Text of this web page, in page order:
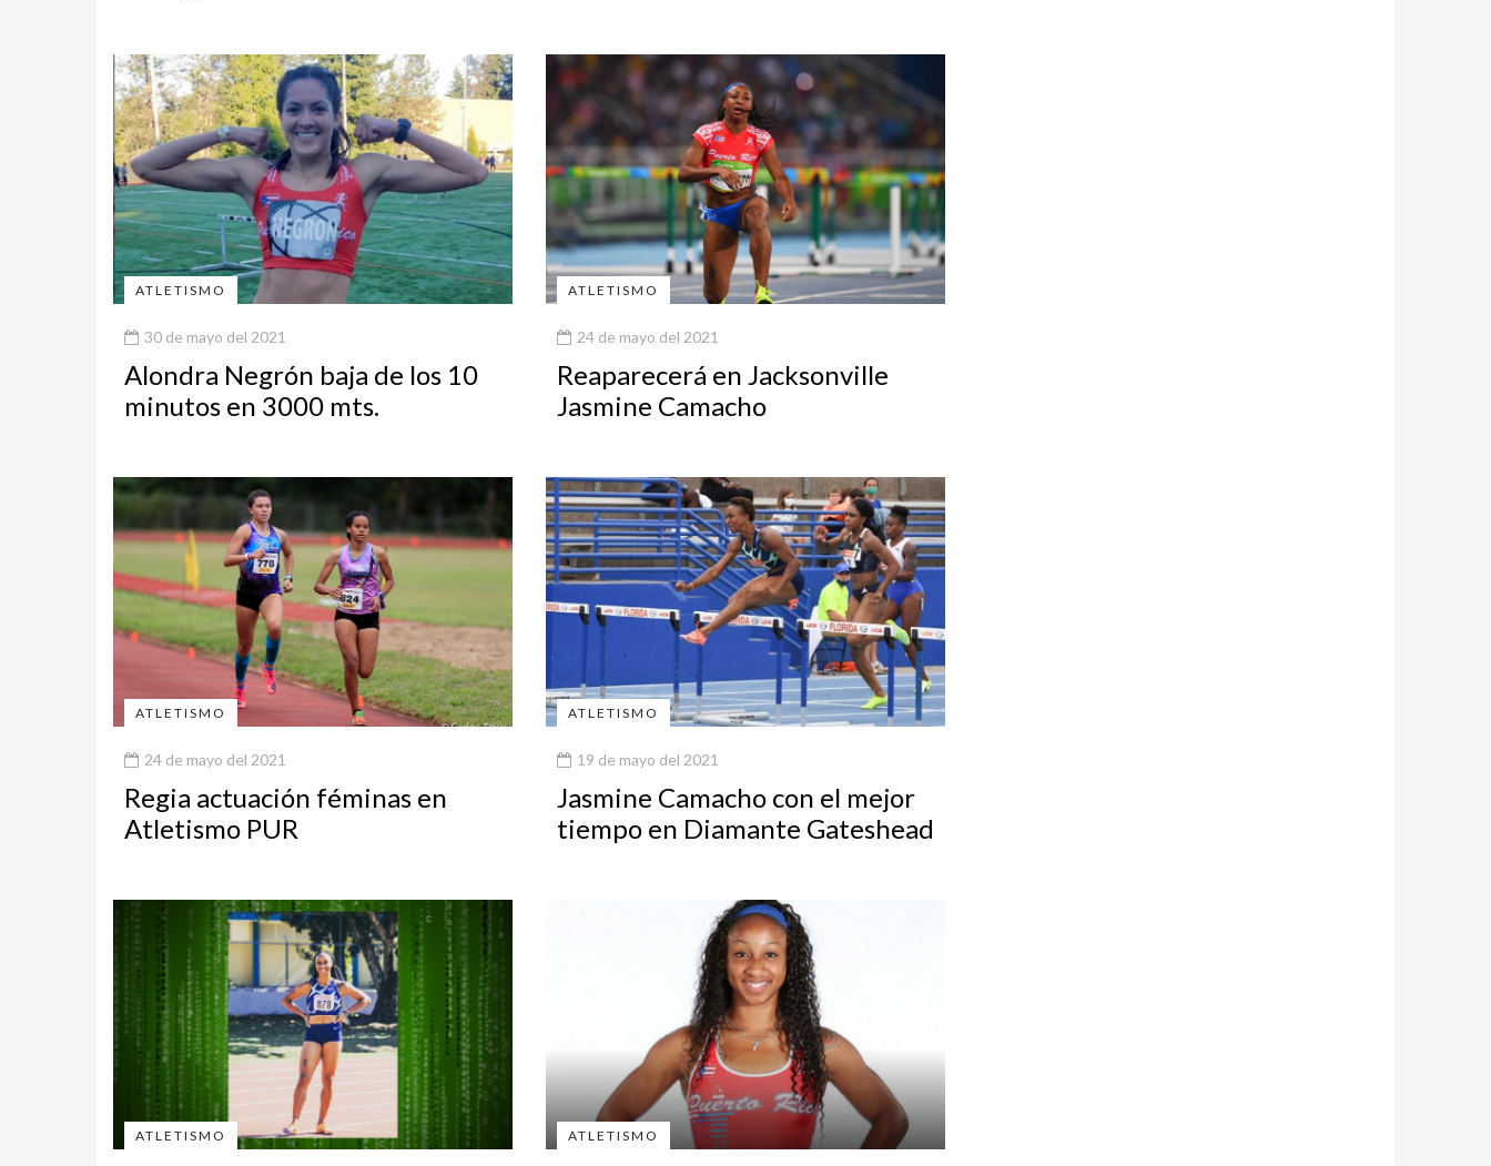
ATLETISMO
30 de mayo del 2021
Alondra Negrón baja de los 10
minutos en 3000 mts.
ATLETISMO
24 de mayo del 2021
Reaparecerá en Jacksonville
Jasmine Camacho
ATLETISMO
24 de mayo del 2021
Regia actuación féminas en
Atletismo PUR
ATLETISMO
19 de mayo del 2021
Jasmine Camacho con el mejor
tiempo en Diamante Gateshead
ATLETISMO ATLETISMO